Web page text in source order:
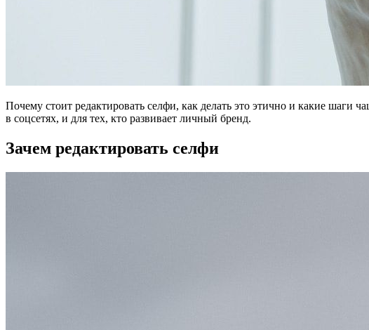
Почему стоит редактировать селфи, как делать это этично и какие шаги
в соцсетях, и для тех, кто развивает личный бренд.
Зачем редактировать селфи